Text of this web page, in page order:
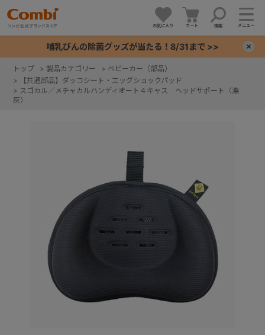
お気に入り カート 検索 メニュー
哺乳びんの除菌グッズが当たる！8/31まで >>
トップ > 製品カテゴリー > ベビーカー（部品）
>
【共通部品】ダッコシート・エッグショックパッド
> スゴカル／メチャカルハンディオート４キャス ヘッドサポート（濃
灰）